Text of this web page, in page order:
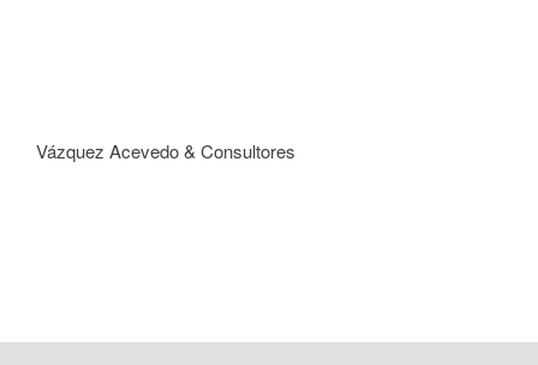
Vázquez Acevedo & Consultores